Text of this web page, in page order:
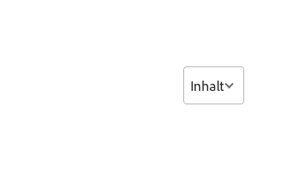
Inhalt